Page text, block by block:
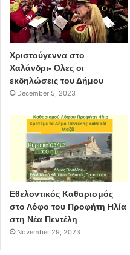
Χριστούγεννα στο
Χαλάνδρι- Ολες οι
εκδηλώσεις του Δήμου
December 5, 2023
Εθελοντικός Καθαρισμός
στο Λόφο του Προφήτη Ηλία
στη Νέα Πεντέλη
November 29, 2023